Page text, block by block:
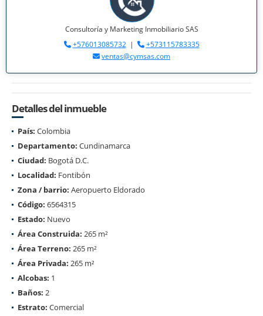
Consultoría y Marketing Inmobiliario SAS
+576013085732|
+573115783335
ventas@cymsas.com
Detalles del inmueble
País: Colombia
Departamento: Cundinamarca
Ciudad: Bogotá D.C.
Localidad: Fontibón
Zona / barrio: Aeropuerto Eldorado
Código: 6564315
Estado: Nuevo
Área Construida: 265 m²
Área Terreno: 265 m²
Área Privada: 265 m²
Alcobas: 1
Baños: 2
Estrato: Comercial